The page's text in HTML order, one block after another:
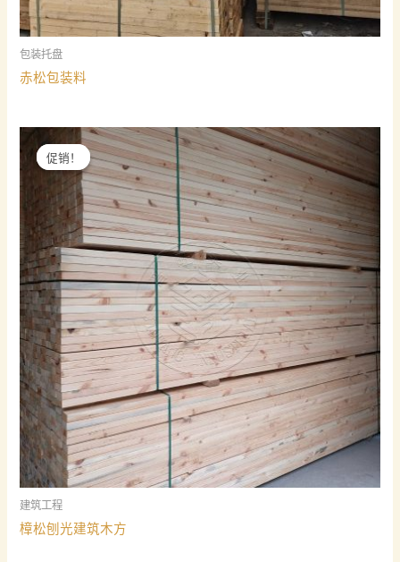
包装托盘
赤松包装料
促销！
促销！
建筑工程
樟松刨光建筑木方